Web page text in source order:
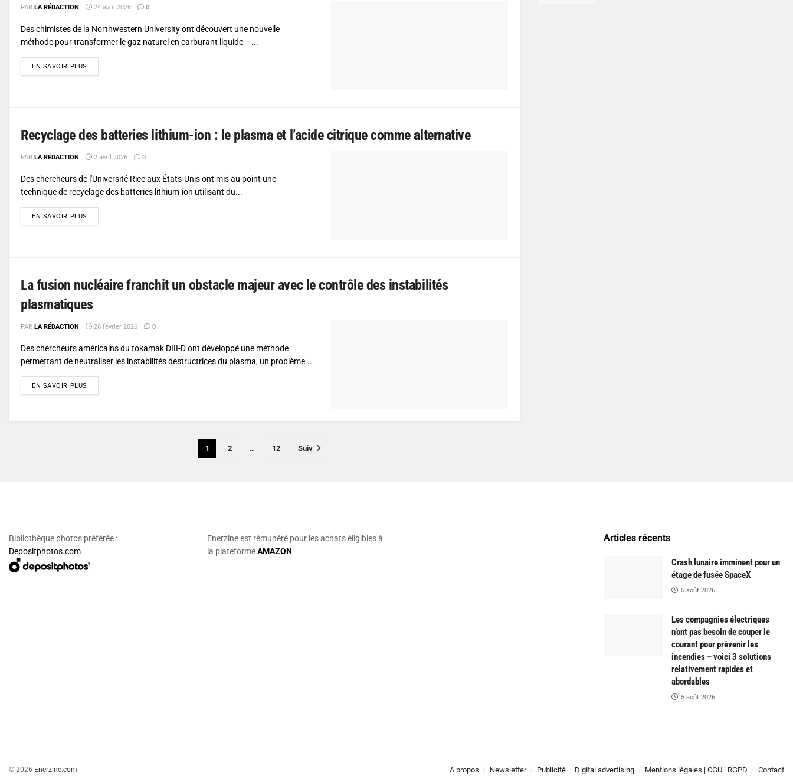
PAR LA RÉDACTION 24 avril 2026 0
Des chimistes de la Northwestern University ont découvert une nouvelle
méthode pour transformer le gaz naturel en carburant liquide —...
EN SAVOIR PLUS
Recyclage des batteries lithium-ion : le plasma et l’acide citrique comme alternative
PAR LA RÉDACTION 2 avril 2026 0
Des chercheurs de l'Université Rice aux États-Unis ont mis au point une
technique de recyclage des batteries lithium-ion utilisant du...
EN SAVOIR PLUS
La fusion nucléaire franchit un obstacle majeur avec le contrôle des instabilités
plasmatiques
PAR LA RÉDACTION 26 février 2026 0
Des chercheurs américains du tokamak DIII-D ont développé une méthode
permettant de neutraliser les instabilités destructrices du plasma, un problème...
EN SAVOIR PLUS
1 2 … 12 Suiv
Bibliothèque photos préférée :
Depositphotos.com
Enerzine est rémunéré pour les achats éligibles à
la plateformeAMAZON
Articles récents
Crash lunaire imminent pour un
étage de fusée SpaceX
5 août 2026
Les compagnies électriques
n’ont pas besoin de couper le
courant pour prévenir les
incendies – voici 3 solutions
relativement rapides et
abordables
5 août 2026
A propos Newsletter Publicité – Digital advertising Mentions légales | CGU | RGPD Contact
© 2026 Enerzine.com